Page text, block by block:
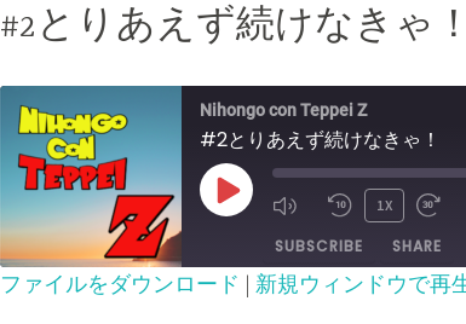
#2とりあえず続けなきゃ！
Nihongo con Teppei Z
#2とりあえず続けなきゃ！
PLAY
EPISODE
MUTE/UNMUTE
EPISODE
REWIND
10
1X
SUBSCRIBE SHARE
ファイルをダウンロード | 新規ウィンドウで再